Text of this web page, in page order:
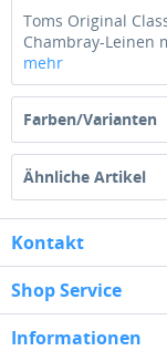
Toms Original
Chambray-Leinen
mehr
Farben/Varianten
Ähnliche Artikel
Kontakt
Shop Service
Informationen